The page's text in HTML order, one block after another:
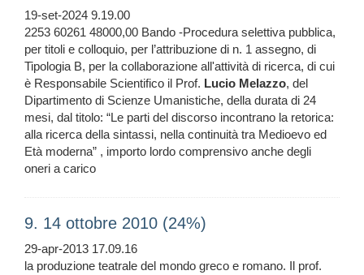
19-set-2024 9.19.00
2253 60261 48000,00 Bando -Procedura selettiva pubblica,
per titoli e colloquio, per l’attribuzione di n. 1 assegno, di
Tipologia B, per la collaborazione all'attività di ricerca, di cui
è Responsabile Scientifico il Prof. Lucio Melazzo, del
Dipartimento di Scienze Umanistiche, della durata di 24
mesi, dal titolo: “Le parti del discorso incontrano la retorica:
alla ricerca della sintassi, nella continuità tra Medioevo ed
Età moderna” , importo lordo comprensivo anche degli
oneri a carico
9. 14 ottobre 2010 (24%)
29-apr-2013 17.09.16
la produzione teatrale del mondo greco e romano. Il prof.